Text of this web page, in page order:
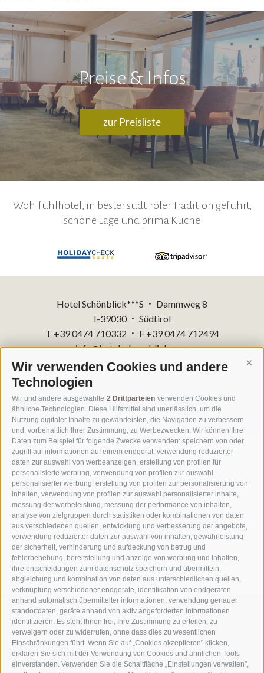
Wir verwenden Cookies und andere
Technologien
Wir und andere ausgewählte 2 Drittparteien verwenden Cookies und
ähnliche Technologien. Diese Hilfsmittel sind unerlässlich, um die
Nutzung digitaler Inhalte zu gewährleisten, die Navigation zu verbessern
und, vorbehaltlich Ihrer Zustimmung, zu Werbezwecken. Wir können Ihre
Daten zum Beispiel für folgende Zwecke verwenden: speichern von oder
zugriff auf informationen auf einem endgerät, verwendung reduzierter
daten zur auswahl von werbeanzeigen, erstellung von profilen für
personalisierte werbung, verwendung von profilen zur auswahl
personalisierter werbung, erstellung von profilen zur personalisierung von
inhalten, verwendung von profilen zur auswahl personalisierter inhalte,
messung der werbeleistung, messung der performance von inhalten,
analyse von zielgruppen durch statistiken oder kombinationen von daten
aus verschiedenen quellen, entwicklung und verbesserung der angebote,
verwendung reduzierter daten zur auswahl von inhalten, gewährleistung
der sicherheit, verhinderung und aufdeckung von betrug und
fehlerbehebung, bereitstellung und anzeige von werbung und inhalten,
ihre entscheidungen zum datenschutz speichern und übermitteln,
abgleichung und kombination von daten aus unterschiedlichen quellen,
verknüpfung verschiedener endgeräte, identifikation von endgeräten
anhand automatisch übermittelter informationen, verwendung genauer
standortdaten, geräte anhand von aktiv angeforderten informationen
identifizieren. Es steht Ihnen frei, Ihre Zustimmung zu erteilen, zu
verweigern oder zu widerrufen, ohne dass dies zu wesentlichen
Einschränkungen führt. Wenn Sie auf „Cookies akzeptieren" klicken,
erklären Sie sich mit der Verwendung von Cookies und ähnlichen Tools
einverstanden. Verwenden Sie die Schaltfläche „Einstellungen verwalten",
Preise & Infos
zur Preisliste
Wohlfühlhotel, in bester südtiroler Tradition geführt,
schöne Lage und prima Küche
Hotel Schönblick***S •
Dammweg 8
I-39030
•
Südtirol
T +39 0474 710332
•
F +39 0474 712494
info@hotelschoenblick.com
Cookie-Richtlinie Privacy Cookie Präferenzen IT 00818260218